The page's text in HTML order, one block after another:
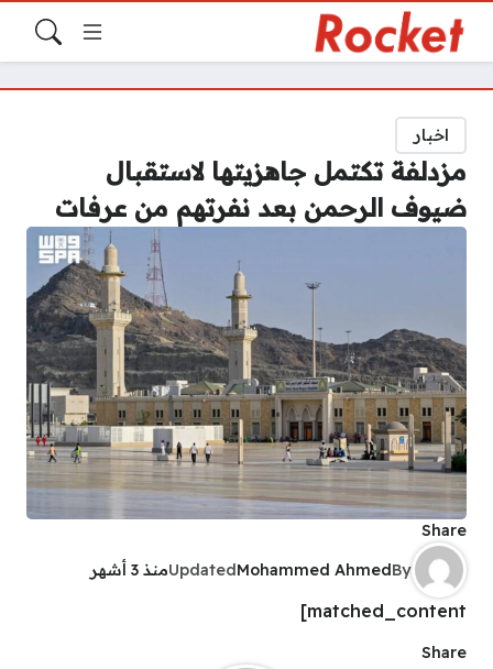
اخبار
مزدلفة تكتمل جاهزيتها لاستقبال
ضيوف الرحمن بعد نفرتهم من عرفات
Share
By
Mohammed Ahmed
Updatedمنذ 3 أشهر
matched_content]
Share